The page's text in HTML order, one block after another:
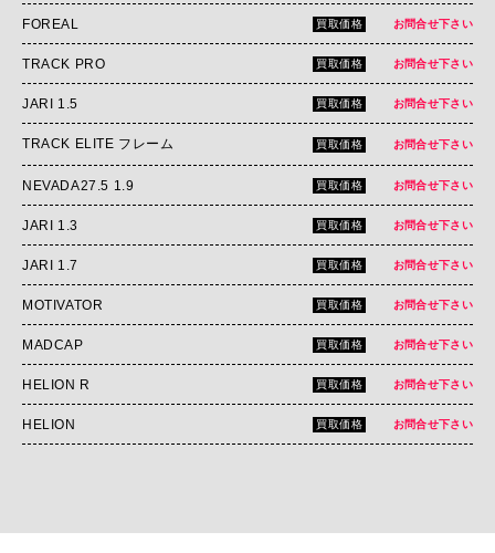
FOREAL 買取価格 お問合せ下さい
TRACK PRO 買取価格 お問合せ下さい
JARI 1.5 買取価格 お問合せ下さい
TRACK ELITE フレーム 買取価格 お問合せ下さい
NEVADA27.5 1.9 買取価格 お問合せ下さい
JARI 1.3 買取価格 お問合せ下さい
JARI 1.7 買取価格 お問合せ下さい
MOTIVATOR 買取価格 お問合せ下さい
MADCAP 買取価格 お問合せ下さい
HELION R 買取価格 お問合せ下さい
HELION 買取価格 お問合せ下さい